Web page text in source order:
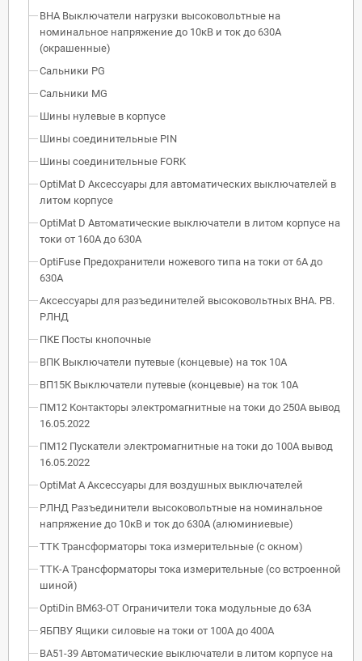
ВНА Выключатели нагрузки высоковольтные на
номинальное напряжение до 10кВ и ток до 630А
(окрашенные)
Сальники PG
Сальники MG
Шины нулевые в корпусе
Шины соединительные PIN
Шины соединительные FORK
OptiMat D Аксессуары для автоматических выключателей в
литом корпусе
OptiMat D Автоматические выключатели в литом корпусе на
токи от 160А до 630А
OptiFuse Предохранители ножевого типа на токи от 6А до
630А
Аксессуары для разъединителей высоковольтных ВНА. РВ.
РЛНД
ПКЕ Посты кнопочные
ВПК Выключатели путевые (концевые) на ток 10А
ВП15К Выключатели путевые (концевые) на ток 10А
ПМ12 Контакторы электромагнитные на токи до 250А вывод
16.05.2022
ПМ12 Пускатели электромагнитные на токи до 100А вывод
16.05.2022
OptiMat A Аксессуары для воздушных выключателей
РЛНД Разъединители высоковольтные на номинальное
напряжение до 10кВ и ток до 630А (алюминиевые)
ТТК Трансформаторы тока измерительные (с окном)
ТТК-А Трансформаторы тока измерительные (со встроенной
шиной)
OptiDin BM63-OT Ограничители тока модульные до 63А
ЯБПВУ Ящики силовые на токи от 100А до 400А
ВА51-39 Автоматические выключатели в литом корпусе на